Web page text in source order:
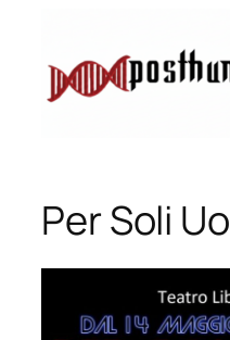
contenuto
Per Soli